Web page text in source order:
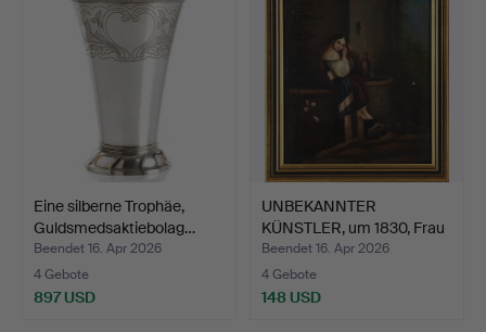
Eine silberne Trophäe,
Guldsmedsaktiebolag…
Beendet 16. Apr 2026
4 Gebote
897 USD
UNBEKANNTER
KÜNSTLER, um 1830, Frau
am Bru…
Beendet 16. Apr 2026
4 Gebote
148 USD